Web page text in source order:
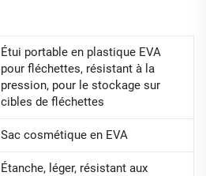
Étui portable en plastique EVA
pour fléchettes, résistant à la
pression, pour le stockage sur
cibles de fléchettes
Sac cosmétique en EVA
Étanche, léger, résistant aux